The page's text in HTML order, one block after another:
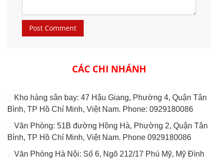
CÁC CHI NHÁNH
Kho hàng sân bay: 47 Hậu Giang, Phường 4, Quận Tân
Bình, TP Hồ Chí Minh, Việt Nam. Phone: 0929180086
Văn Phòng: 51B đường Hồng Hà, Phường 2, Quận Tân
Bình, TP Hồ Chí Minh, Việt Nam. Phone 0929180086
Văn Phòng Hà Nội: Số 6, Ngõ 212/17 Phú Mỹ, Mỹ Đình